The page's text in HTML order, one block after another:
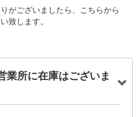
がございましたら、こちらから
致します。
業所に在庫はございま